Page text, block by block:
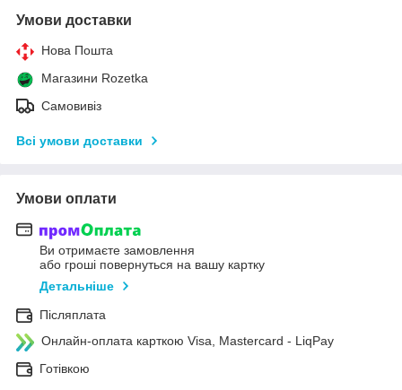
Умови доставки
Нова Пошта
Магазини Rozetka
Самовивіз
Всі умови доставки
Умови оплати
Ви отримаєте замовлення
або гроші повернуться на вашу картку
Детальніше
Післяплата
Онлайн-оплата карткою Visa, Mastercard - LiqPay
Готівкою